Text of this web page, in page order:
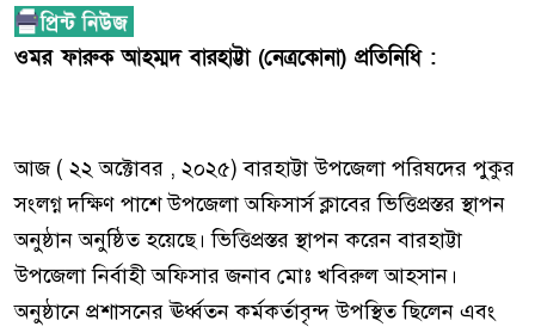
ওমর ফারুক আহম্মদ বারহাট্টা (নেত্রকোনা) প্রতিনিধি :
আজ ( ২২ অক্টোবর , ২০২৫) বারহাট্টা উপজেলা পরিষদের পুকুর
সংলগ্ন দক্ষিণ পাশে উপজেলা অফিসার্স ক্লাবের ভিত্তিপ্রস্তর স্থাপন
অনুষ্ঠান অনুষ্ঠিত হয়েছে। ভিত্তিপ্রস্তর স্থাপন করেন বারহাট্টা
উপজেলা নির্বাহী অফিসার জনাব মোঃ খবিরুল আহসান।
অনুষ্ঠানে প্রশাসনের ঊর্ধ্বতন কর্মকর্তাবৃন্দ উপস্থিত ছিলেন এবং